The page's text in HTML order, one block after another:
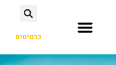
כרטיסים